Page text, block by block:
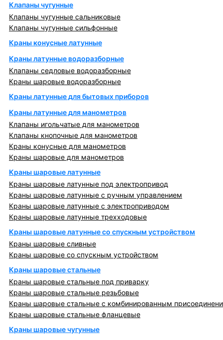
Клапаны чугунные
Клапаны чугунные сальниковые
Клапаны чугунные сильфонные
Краны конусные латунные
Краны латунные водоразборные
Клапаны седловые водоразборные
Краны шаровые водоразборные
Краны латунные для бытовых приборов
Краны латунные для манометров
Клапаны игольчатые для манометров
Клапаны кнопочные для манометров
Краны конусные для манометров
Краны шаровые для манометров
Краны шаровые латунные
Краны шаровые латунные под электропривод
Краны шаровые латунные с ручным управлением
Краны шаровые латунные с электроприводом
Краны шаровые латунные трехходовые
Краны шаровые латунные со спускным устройством
Краны шаровые сливные
Краны шаровые со спускным устройством
Краны шаровые стальные
Краны шаровые стальные под приварку
Краны шаровые стальные резьбовые
Краны шаровые стальные с комбинированным
Краны шаровые стальные фланцевые
Краны шаровые чугунные